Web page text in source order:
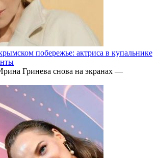
побережье: актриса в купальнике
Гринева снова на экранах —